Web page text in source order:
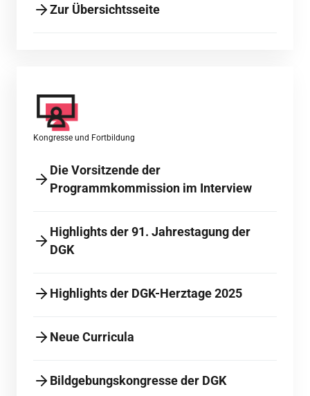
Zur Übersichtsseite
Kongresse und Fortbildung
Die Vorsitzende der
Programmkommission im Interview
Highlights der 91. Jahrestagung der
DGK
Highlights der DGK-Herztage 2025
Neue Curricula
Bildgebungskongresse der DGK